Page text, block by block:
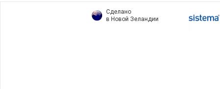
Сделано
в Новой Зеландии